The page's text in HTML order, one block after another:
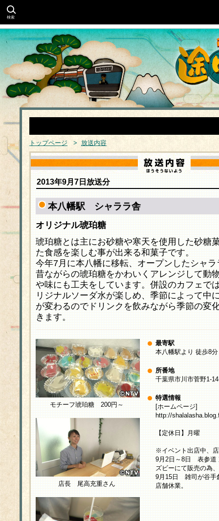
検索
トップページ > 放送内容
2013年9月7日放送分
本八幡駅 シャララ舎
オリジナル琥珀糖
琥珀糖とは主にお砂糖や寒天を使用した砂糖
た食感を楽しむ事が出来る和菓子です。
今年7月に本八幡に移転、オープンしたシャ
昔ながらの琥珀糖をかわいくアレンジして動
や味にも工夫をしています。併設のカフェで
リジナルソーダ水が楽しめ、季節によって中
が変わるのでドリンクを飲みながら季節の変
きます。
モチーフ琥珀糖 200円～
店長 尾高充重さん
最寄駅
本八幡駅より 徒歩8分
所番地
千葉県市川市菅野1-
特選情報
[ホームページ]
http://
【定休日】月曜
※イベント出店中、
9月2日～8日 表参道
ズビーにて販売の為
9月15日 雑司が谷
店舗休業。